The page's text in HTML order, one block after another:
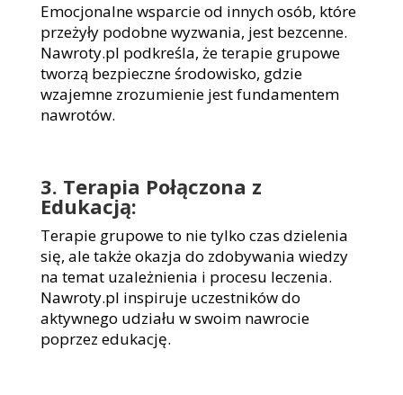
Emocjonalne wsparcie od innych osób, które
przeżyły podobne wyzwania, jest bezcenne.
Nawroty.pl podkreśla, że terapie grupowe
tworzą bezpieczne środowisko, gdzie
wzajemne zrozumienie jest fundamentem
nawrotów.
3. Terapia Połączona z
Edukacją:
Terapie grupowe to nie tylko czas dzielenia
się, ale także okazja do zdobywania wiedzy
na temat uzależnienia i procesu leczenia.
Nawroty.pl inspiruje uczestników do
aktywnego udziału w swoim nawrocie
poprzez edukację.